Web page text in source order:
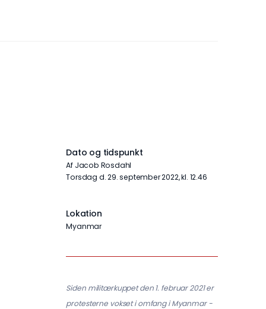
Dato og tidspunkt
Af Jacob Rosdahl
torsdag d. 29. september 2022, kl. 12.46
Lokation
Myanmar
Siden militærkuppet den 1. februar 2021 er
protesterne vokset i omfang i Myanmar -